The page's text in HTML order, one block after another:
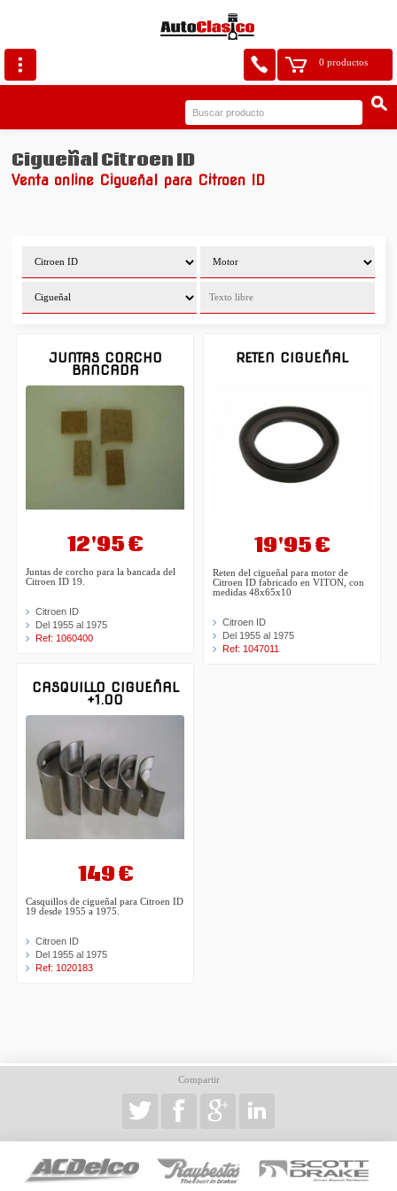
0 productos
Cigueñal Citroen ID
Venta online Cigueñal para Citroen ID
JUNTAS CORCHO
BANCADA
12'95 €
Juntas de corcho para la bancada del
Citroen ID 19.
Citroen ID
Del 1955 al 1975
Ref: 1060400
CASQUILLO CIGUEÑAL
+1.00
149 €
Casquillos de cigueñal para Citroen ID
19 desde 1955 a 1975.
Citroen ID
Del 1955 al 1975
Ref: 1020183
RETEN CIGUEÑAL
19'95 €
Reten del cigueñal para motor de
Citroen ID fabricado en VITON, con
medidas 48x65x10
Citroen ID
Del 1955 al 1975
Ref: 1047011
Compartir